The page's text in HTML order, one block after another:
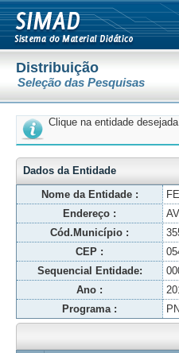
Distribuição
Seleção das Pesquisas
Clique na entidade
Dados da Entidade
Nome da Entidade :
Endereço :
Cód.Município :
CEP :
Sequencial Entidade:
Ano :
Programa :